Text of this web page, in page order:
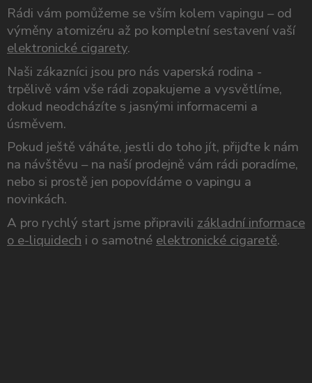
Rádi vám pomůžeme se vším kolem vapingu – od
výměny atomizéru až po kompletní sestavení vaší
elektronické cigarety.
Naši zákazníci jsou pro nás vaperská rodina -
trpělivě vám vše rádi zopakujeme a vysvětlíme,
dokud neodcházíte s jasnými informacemi a
úsměvem.
Pokud ještě váháte, jestli do toho jít, přijďte k nám
na návštěvu – na naší prodejně vám rádi poradíme,
nebo si prostě jen popovídáme o vapingu a
novinkách.
A pro rychlý start jsme připravili základní informace
o e-liquidech i o samotné elektronické cigaretě.